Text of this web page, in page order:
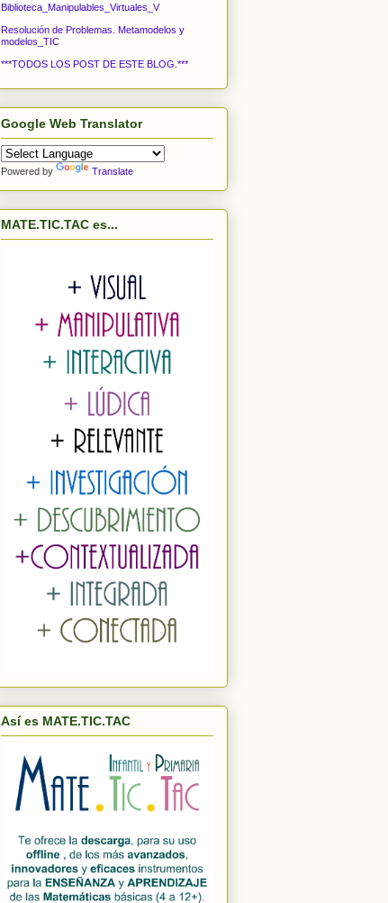
Biblioteca_Manipulables_Virtuales_V
Resolución de Problemas. Metamodelos y
modelos_TIC
***TODOS LOS POST DE ESTE BLOG.***
Google Web Translator
Powered by Translate
MATE.TIC.TAC es...
Así es MATE.TIC.TAC